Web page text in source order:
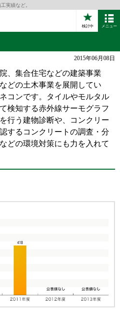
実績など。
検討中 メニュー
2015年06月08日
、集合住宅などの建築事業
どの土木事業を展開してい
コンです。タイルやモルタル
検知する赤外線サーモグラフ
行う建物診断や、コンクリー
するコンクリートの調査・分
どの環境対策にも力を入れて